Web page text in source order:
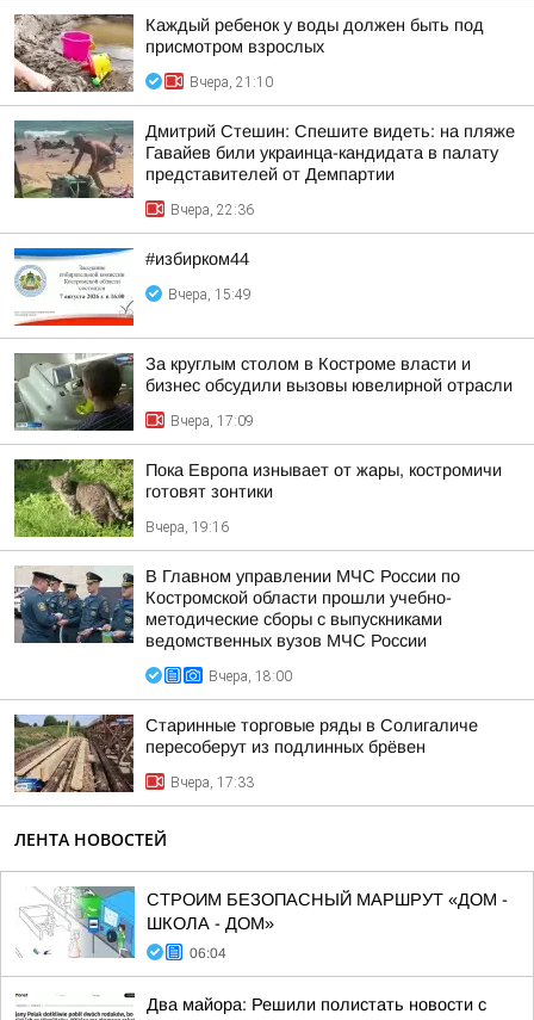
Каждый ребенок у воды должен быть под
присмотром взрослых
Вчера, 21:10
Дмитрий Стешин: Спешите видеть: на пляже
Гавайев били украинца-кандидата в палату
представителей от Демпартии
Вчера, 22:36
#избирком44
Вчера, 15:49
За круглым столом в Костроме власти и
бизнес обсудили вызовы ювелирной отрасли
Вчера, 17:09
Пока Европа изнывает от жары, костромичи
готовят зонтики
Вчера, 19:16
В Главном управлении МЧС России по
Костромской области прошли учебно-
методические сборы с выпускниками
ведомственных вузов МЧС России
Вчера, 18:00
Старинные торговые ряды в Солигаличе
пересоберут из подлинных брёвен
Вчера, 17:33
ЛЕНТА НОВОСТЕЙ
СТРОИМ БЕЗОПАСНЫЙ МАРШРУТ «ДОМ -
ШКОЛА - ДОМ»
06:04
Два майора: Решили полистать новости с